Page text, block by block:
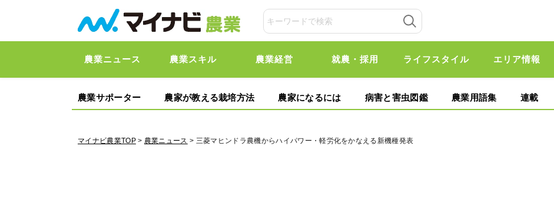
農業ニュース 農業スキル 農業経営 就農・採用 ライフスタイル エリア情報
農業サポーター 農家が教える栽培方法 農家になるには 病害と害虫図鑑 農業用語集 連載
マイナビ農業TOP> 農業ニュース > 三菱マヒンドラ農機からハイパワー・軽労化をかなえる新機種発表